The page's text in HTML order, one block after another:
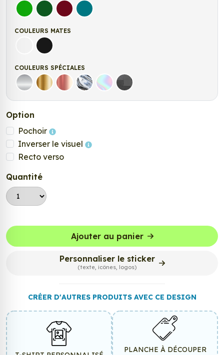
Vert clairVert FoncéBordeauxTurquoise
COULEURS MATES
Blanc matNoir mat
COULEURS SPÉCIALES
Argent Or Rose Gold
ChromeHolographique
Carbone Noir
Option
Pochoir
Inverser le visuel
Recto verso
Quantité
Ajouter au panier
Personnaliser le sticker
(texte, icônes, logos)
CRÉER D'AUTRES PRODUITS AVEC CE DESIGN
PLANCHE À DÉCOUPER